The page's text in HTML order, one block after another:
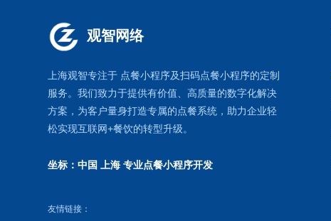
观智网络
上海观智专注于 点餐小程序及扫码点餐小程序的定制
服务。我们致力于提供有价值、高质量的数字化解决
方案，为客户量身打造专属的点餐系统 ，助力企业轻
松实现互联网+餐饮的转型升级。
坐标：中国 上海专业点餐小程序开发
友情链接：